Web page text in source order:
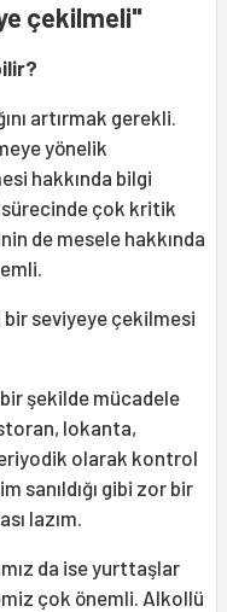
çekilmeli"
artırmak gerekli.
yönelik
hakkında bilgi
sürecinde çok kritik
de mesele hakkında
seviyeye çekilmesi
şekilde mücadele
lokanta,
olarak kontrol
sanıldığı gibi zor bir
lazım.
da ise yurttaşlar
çok önemli. Alkollü